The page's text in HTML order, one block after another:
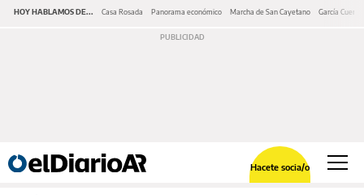
HOY HABLAMOS DE... Casa Rosada Panorama económico Marcha de San Cayetano García Cuerva
Hacete socia/o